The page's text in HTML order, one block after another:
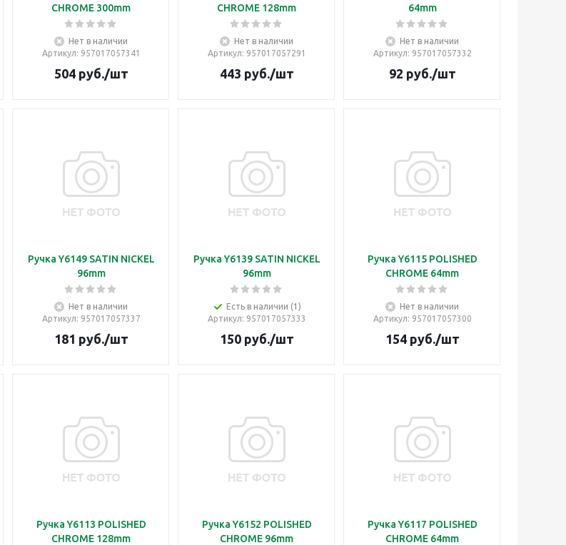
CHROME 300mm
Нет в наличии
Артикул: 957017057341
504руб./шт
CHROME 128mm
Нет в наличии
Артикул: 957017057291
443 руб./шт
64mm
Нет в наличии
Артикул: 957017057332
92 руб./шт
Ручка Y6149 SATIN NICKEL
96mm
Нет в наличии
Артикул: 957017057337
181 руб./шт
Ручка Y6139 SATIN NICKEL
96mm
Есть в наличии (1)
Артикул: 957017057333
150руб./шт
Ручка Y6115 POLISHED
CHROME 64mm
Нет в наличии
Артикул: 957017057300
154руб./шт
Ручка Y6113 POLISHED
CHROME 128mm
Ручка Y6152 POLISHED
CHROME 96mm
Ручка Y6117 POLISHED
CHROME 64mm